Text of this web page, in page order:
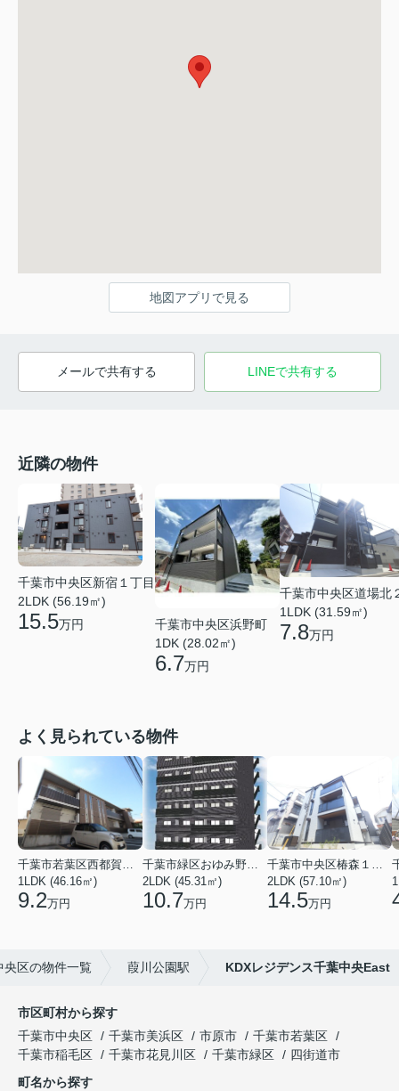
地図アプリで見る
メールで共有する LINEで共有する
近隣の物件
千葉市中央区新宿１丁目
2LDK (56.19㎡)
15.5万円
千葉市中央区浜野町
1DK (28.02㎡)
6.7万円
千葉市中央区道場北
1LDK (31.59㎡)
7.8万円
よく見られている物件
千葉市若葉区西都賀３丁目
1LDK (46.16㎡)
9.2万円
千葉市緑区おゆみ野３丁目
2LDK (45.31㎡)
10.7万円
千葉市中央区椿森１丁目
2LDK (57.10㎡)
14.5万円
央区の物件一覧 葭川公園駅 KDXレジデンス千葉中央East
市区町村から探す
千葉市中央区
千葉市美浜区 市原市
千葉市若葉区
千葉市稲毛区
千葉市花見川区 千葉市緑区
四街道市
町名から探す